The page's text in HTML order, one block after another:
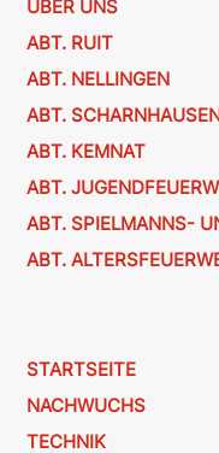
ÜBER UNS
ABT. RUIT
ABT. NELLINGEN
ABT.
ABT. KEMNAT
ABT.
ABT. SPIELMANNS-
ABT.
STARTSEITE
NACHWUCHS
TECHNIK